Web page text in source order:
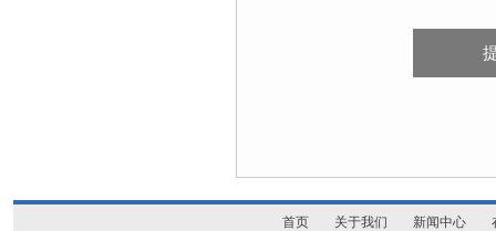
首页 关于我们 新闻中心